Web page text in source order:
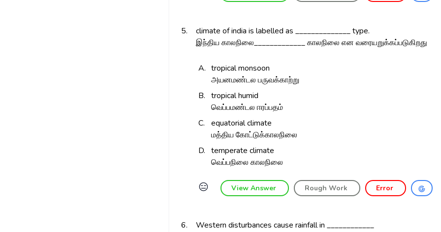
5.
climate of india is labelled as ______________ type.
இந்திய காலநிலை_____________ காலநிலை என வரையறுக்கப்படுகிறது
A. tropical monsoon
அயனமண்டல பருவக்காற்று
B.
tropical humid
வெப்பமண்டல ஈரப்பதம்
C.
equatorial climate
மத்திய கோட்டுக்காலநிலை
D.
temperate climate
வெப்பநிலை காலநிலை
😑 View Answer Rough Work Error
6.
Western disturbances cause rainfall in ____________